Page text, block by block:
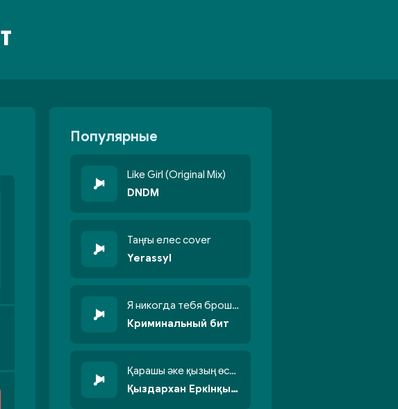
Популярные
Like Girl (Original Mix)
DNDM
Таңғы елес cover
Yerassyl
Я никогда тебя брошу никогда не кину
Криминальный бит
Қарашы әке қызың өсті бойжеттіп
Қыздархан Еркінқызы